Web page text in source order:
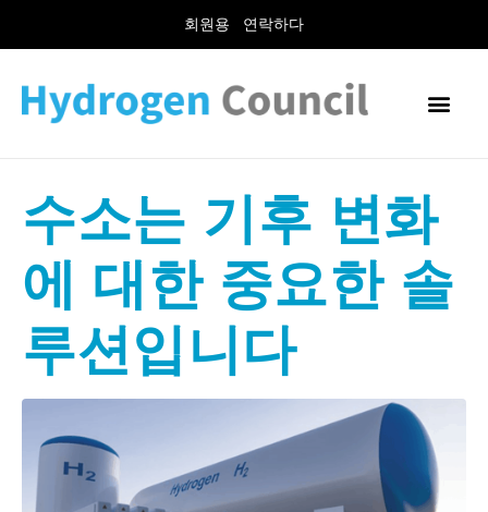
회원용 연락하다
수소는 기후 변화
에 대한 중요한 솔
루션입니다